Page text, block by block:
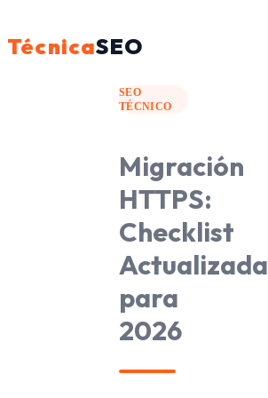
TécnicaSEO
SEO
TÉCNICO
Migración
HTTPS:
Checklist
Actualizada
para
2026